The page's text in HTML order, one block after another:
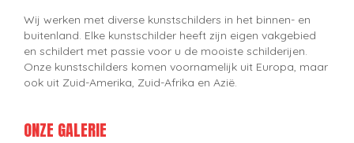
Wij werken met diverse kunstschilders in het binnen- en
buitenland. Elke kunstschilder heeft zijn eigen vakgebied
en schildert met passie voor u de mooiste schilderijen.
Onze kunstschilders komen voornamelijk uit Europa, maar
ook uit Zuid-Amerika, Zuid-Afrika en Azië.
ONZE GALERIE